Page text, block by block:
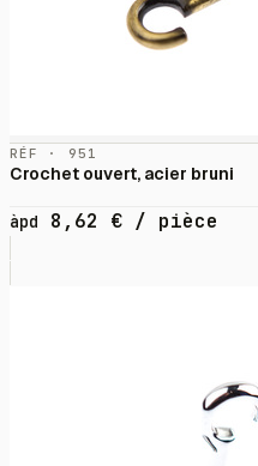
RÉF · 951
Crochet ouvert, acier bruni
àpd 8,62 € / pièce